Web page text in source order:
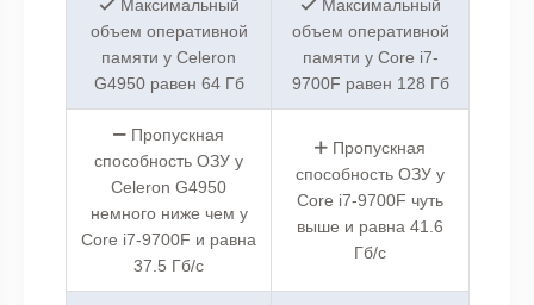
Максимальный
объем оперативной
памяти у Celeron
G4950 равен 64 Гб
Максимальный
объем оперативной
памяти у Core i7-
9700F равен 128 Гб
Пропускная
способность ОЗУ у
Celeron G4950
немного ниже чем у
Core i7-9700F и равна
37.5 Гб/с
Пропускная
способность ОЗУ у
Core i7-9700F чуть
выше и равна 41.6
Гб/с